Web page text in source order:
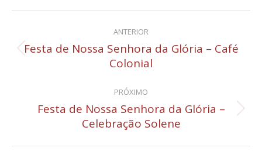
Navegação
de
ANTERIOR
Post
anterior:
Festa de Nossa Senhora da Glória – Café
Colonial
PRÓXIMO
Próximo
post:
Festa de Nossa Senhora da Glória –
Celebração Solene